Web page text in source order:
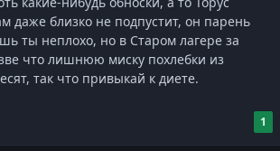
даже близко не подпустит, он парень
ты неплохо, но в Старом лагере за
что лишнюю миску похлебки из
так что привыкай к диете.
1